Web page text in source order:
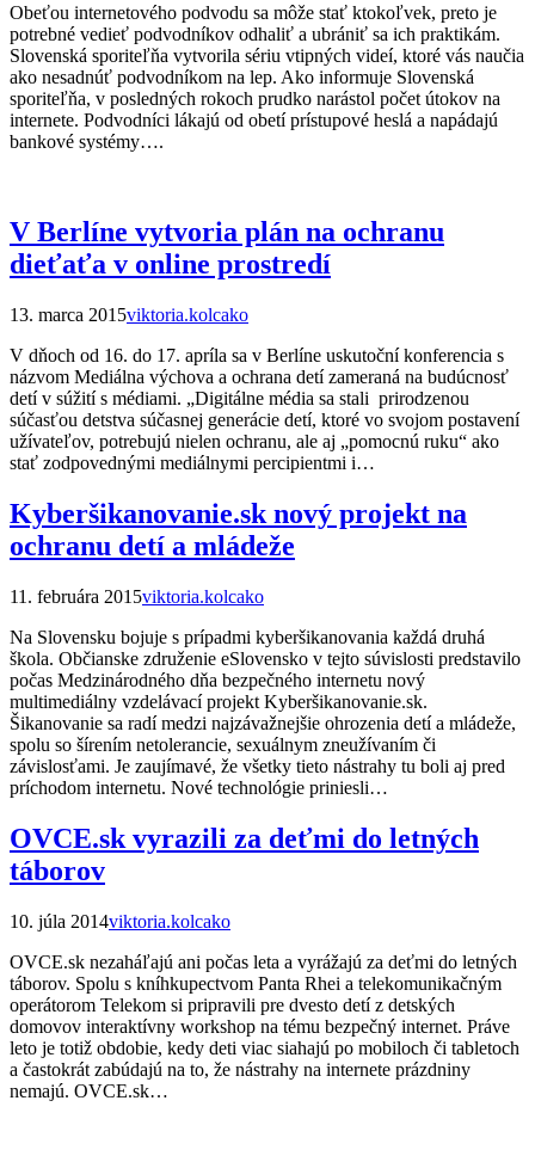
Obeťou internetového podvodu sa môže stať ktokoľvek, preto je
potrebné vedieť podvodníkov odhaliť a ubrániť sa ich praktikám.
Slovenská sporiteľňa vytvorila sériu vtipných videí, ktoré vás naučia
ako nesadnúť podvodníkom na lep. Ako informuje Slovenská
sporiteľňa, v posledných rokoch prudko narástol počet útokov na
internete. Podvodníci lákajú od obetí prístupové heslá a napádajú
bankové systémy….
V Berlíne vytvoria plán na ochranu
dieťaťa v online prostredí
13. marca 2015viktoria.kolcako
V dňoch od 16. do 17. apríla sa v Berlíne uskutoční konferencia s
názvom Mediálna výchova a ochrana detí zameraná na budúcnosť
detí v súžití s médiami. „Digitálne média sa stali prirodzenou
súčasťou detstva súčasnej generácie detí, ktoré vo svojom postavení
užívateľov, potrebujú nielen ochranu, ale aj „pomocnú ruku“ ako
stať zodpovednými mediálnymi percipientmi i…
Kyberšikanovanie.sk nový projekt na
ochranu detí a mládeže
11. februára 2015viktoria.kolcako
Na Slovensku bojuje s prípadmi kyberšikanovania každá druhá
škola. Občianske združenie eSlovensko v tejto súvislosti predstavilo
počas Medzinárodného dňa bezpečného internetu nový
multimediálny vzdelávací projekt Kyberšikanovanie.sk.
Šikanovanie sa radí medzi najzávažnejšie ohrozenia detí a mládeže,
spolu so šírením netolerancie, sexuálnym zneužívaním či
závislosťami. Je zaujímavé, že všetky tieto nástrahy tu boli aj pred
príchodom internetu. Nové technológie priniesli…
OVCE.sk vyrazili za deťmi do letných
táborov
10. júla 2014viktoria.kolcako
OVCE.sk nezaháľajú ani počas leta a vyrážajú za deťmi do letných
táborov. Spolu s kníhkupectvom Panta Rhei a telekomunikačným
operátorom Telekom si pripravili pre dvesto detí z detských
domovov interaktívny workshop na tému bezpečný internet. Práve
leto je totiž obdobie, kedy deti viac siahajú po mobiloch či tabletoch
a častokrát zabúdajú na to, že nástrahy na internete prázdniny
nemajú. OVCE.sk…